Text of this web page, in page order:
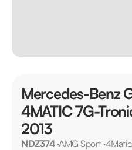
Mercedes-Benz
4MATIC 7G-
2013
NDZ374·AMG Sport·